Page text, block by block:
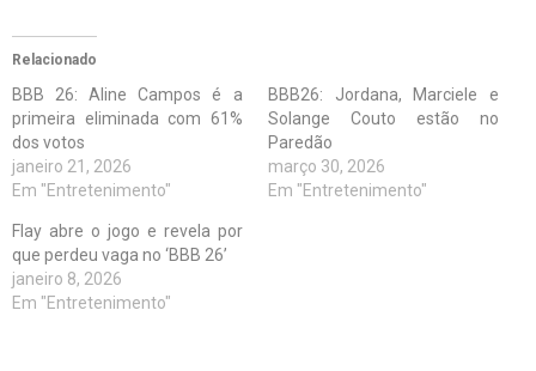
Relacionado
BBB 26: Aline Campos é a
primeira eliminada com 61%
dos votos
janeiro 21, 2026
Em "Entretenimento"
BBB26: Jordana, Marciele e
Solange Couto estão no
Paredão
março 30, 2026
Em "Entretenimento"
Flay abre o jogo e revela por
que perdeu vaga no ‘BBB 26’
janeiro 8, 2026
Em "Entretenimento"